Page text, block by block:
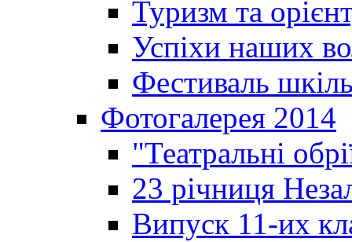
Туризм та
Успіхи наших
Фестиваль
Фотогалерея 2014
"Театральні
23 річниця
Випуск 11-их